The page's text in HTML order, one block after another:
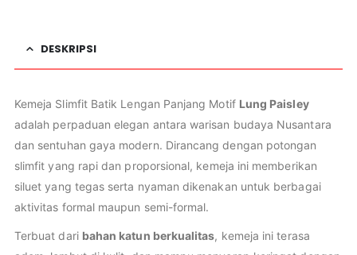
DESKRIPSI
Kemeja Slimfit Batik Lengan Panjang Motif Lung Paisley
adalah perpaduan elegan antara warisan budaya Nusantara
dan sentuhan gaya modern. Dirancang dengan potongan
slimfit yang rapi dan proporsional, kemeja ini memberikan
siluet yang tegas serta nyaman dikenakan untuk berbagai
aktivitas formal maupun semi-formal.
Terbuat dari bahan katun berkualitas, kemeja ini terasa